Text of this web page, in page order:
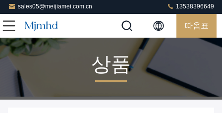
sales05@meijiamei.com.cn 13538396649
따옴표
상품